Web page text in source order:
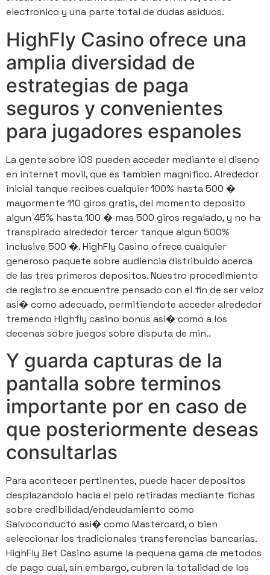
electronico y una parte total de dudas asiduos.
HighFly Casino ofrece una
amplia diversidad de
estrategias de paga
seguros y convenientes
para jugadores espanoles
La gente sobre iOS pueden acceder mediante el diseno
en internet movil, que es tambien magnifico. Alrededor
inicial tanque recibes cualquier 100% hasta 500 �
mayormente 110 giros gratis, del momento deposito
algun 45% hasta 100 � mas 500 giros regalado, y no ha
transpirado alrededor tercer tanque algun 500%
inclusive 500 �. HighFly Casino ofrece cualquier
generoso paquete sobre audiencia distribuido acerca
de las tres primeros depositos. Nuestro procedimiento
de registro se encuentre pensado con el fin de ser veloz
asi� como adecuado, permitiendote acceder alrededor
tremendo Highfly casino bonus asi� como a los
decenas sobre juegos sobre disputa de min..
Y guarda capturas de la
pantalla sobre terminos
importante por en caso de
que posteriormente deseas
consultarlas
Para acontecer pertinentes, puede hacer depositos
desplazandolo hacia el pelo retiradas mediante fichas
sobre credibilidad/endeudamiento como
Salvoconducto asi� como Mastercard, o bien
seleccionar los tradicionales transferencias bancarias.
HighFly Bet Casino asume la pequena gama de metodos
de pago cual, sin embargo, cubren la totalidad de los